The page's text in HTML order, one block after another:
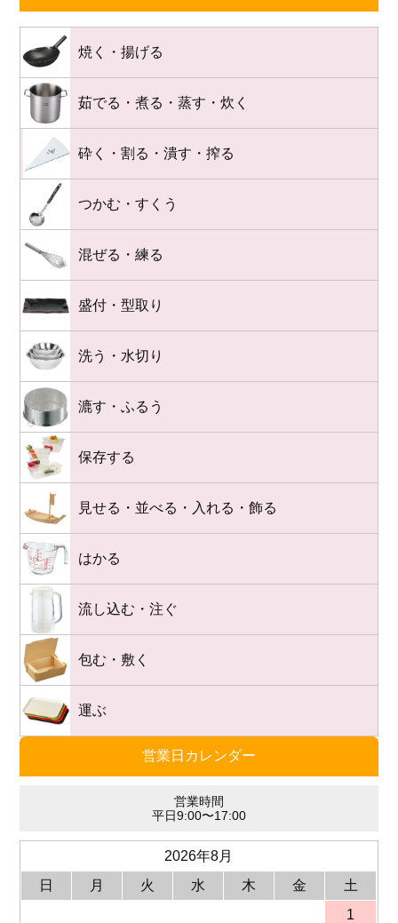
営業日カレンダー
営業時間
平日9:00〜17:00
2026年8月
日
月 火 水 木 金
土
1
焼く・揚げる
茹でる・煮る・蒸す・炊く
砕く・割る・潰す・搾る
つかむ・すくう
混ぜる・練る
盛付・型取り
洗う・水切り
漉す・ふるう
保存する
見せる・並べる・入れる・飾る
はかる
流し込む・注ぐ
包む・敷く
運ぶ